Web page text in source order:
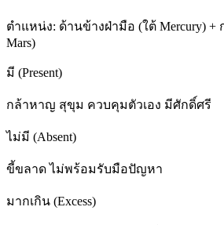
ตำแหน่ง: ด้านข้างฝ่ามือ (ใต้ Mercury) +
Mars)
มี (Present)
กล้าหาญ สุขุม ควบคุมตัวเอง มีศักดิ์ศรี
ไม่มี (Absent)
ขี้ขลาด ไม่พร้อมรับมือปัญหา
มากเกิน (Excess)